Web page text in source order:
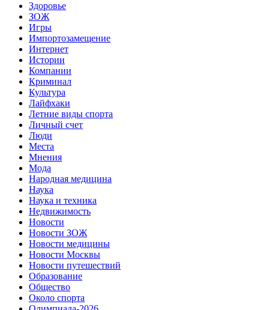
Здоровье
ЗОЖ
Игры
Импортозамещение
Интернет
Истории
Компании
Криминал
Культура
Лайфхаки
Летние виды спорта
Личный счет
Люди
Места
Мнения
Мода
Народная медицина
Наука
Наука и техника
Недвижимость
Новости
Новости ЗОЖ
Новости медицины
Новости Москвы
Новости путешествий
Образование
Общество
Около спорта